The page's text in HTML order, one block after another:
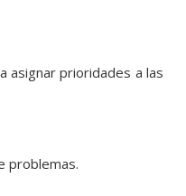
asignar prioridades a las
problemas.